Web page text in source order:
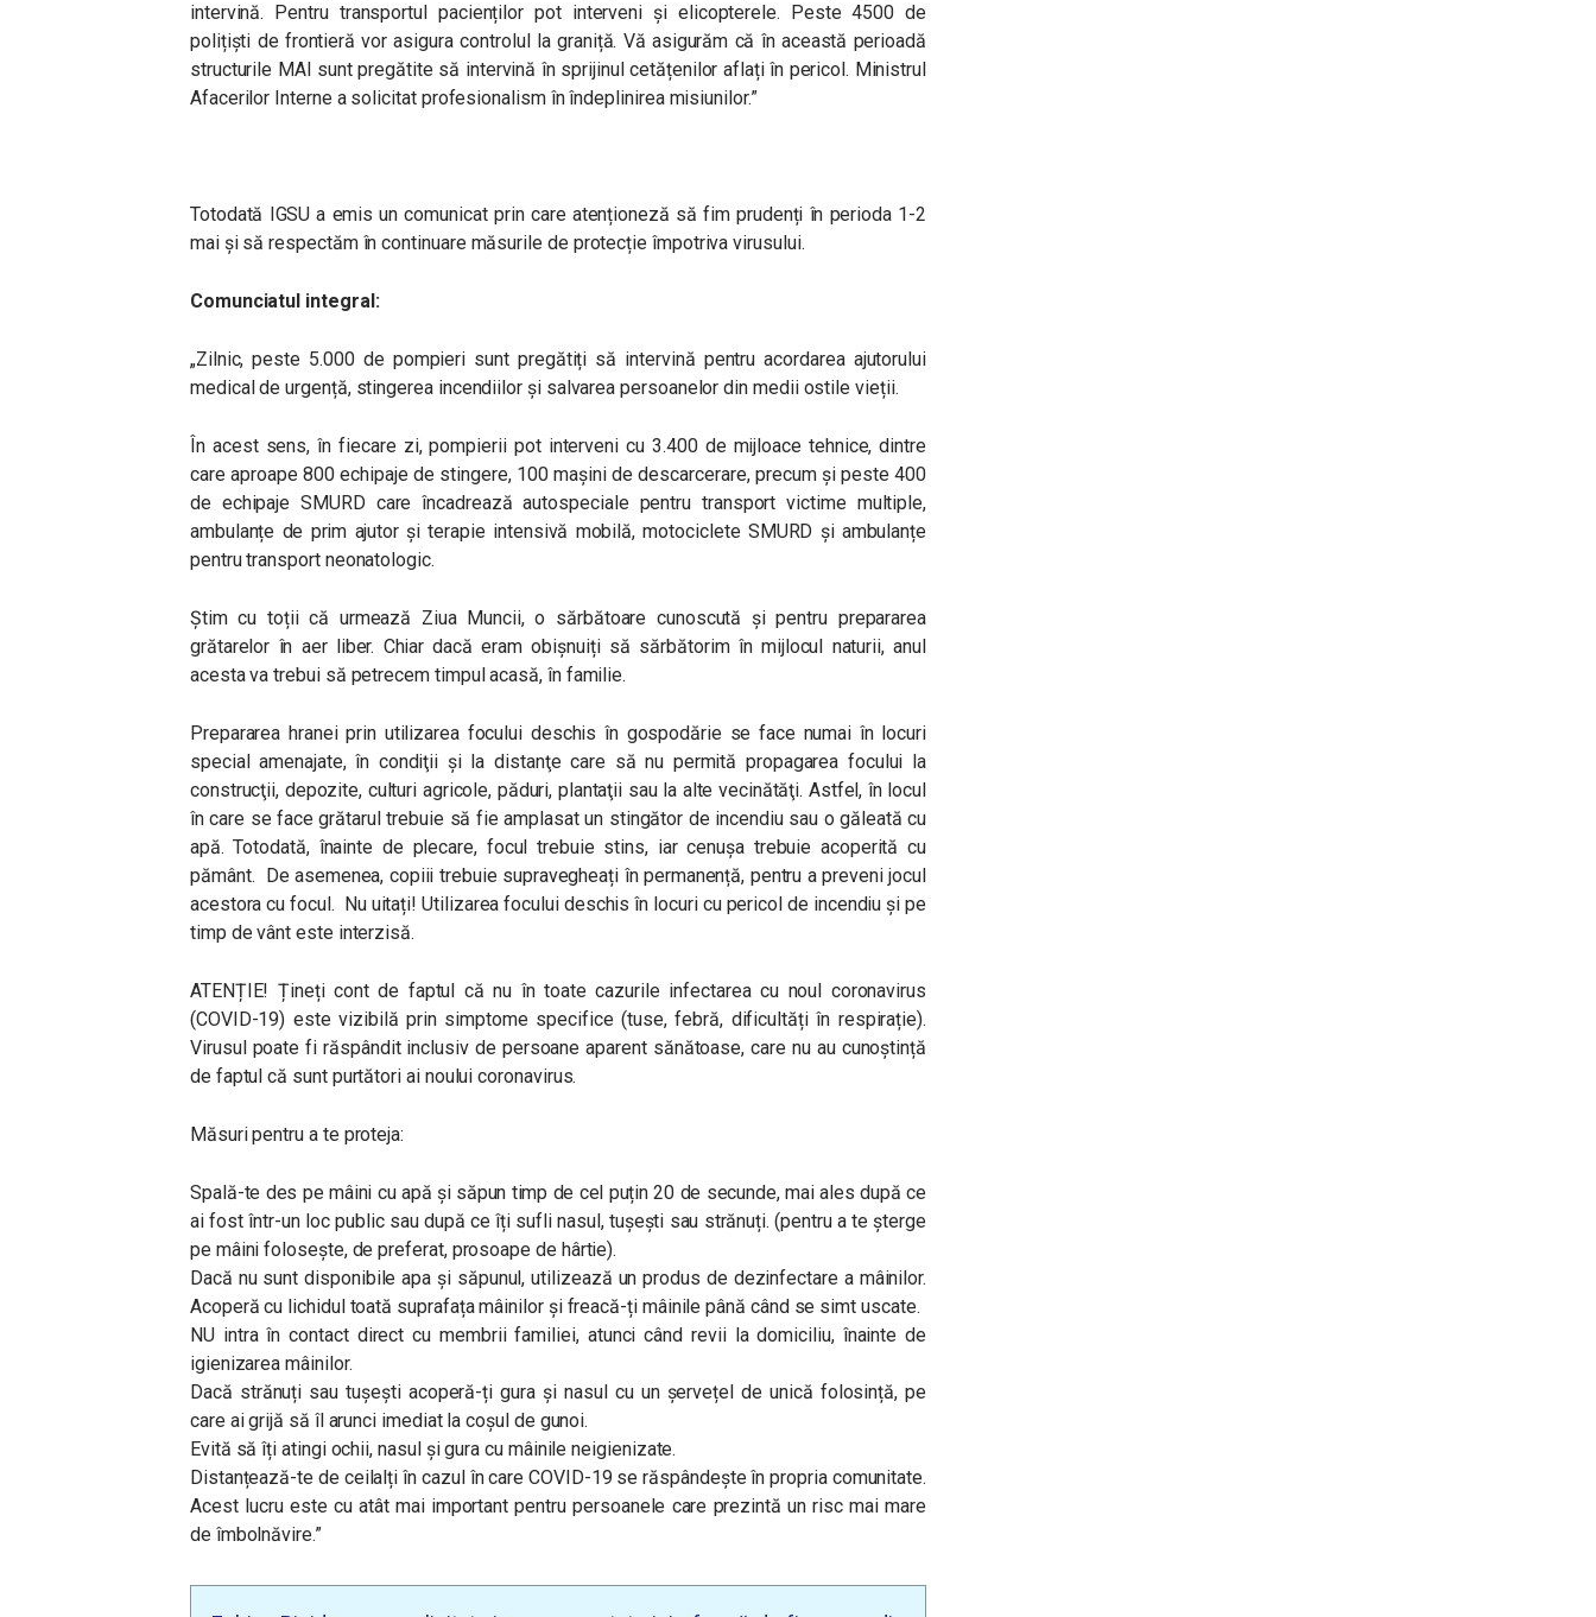
intervină. Pentru transportul pacienților pot interveni și elicopterele. Peste 4500 de
polițiști de frontieră vor asigura controlul la graniță. Vă asigurăm că în această perioadă
structurile MAI sunt pregătite să intervină în sprijinul cetățenilor aflați în pericol. Ministrul
Afacerilor Interne a solicitat profesionalism în îndeplinirea misiunilor.”
Totodată IGSU a emis un comunicat prin care atenționeză să fim prudenți în perioda 1-2
mai și să respectăm în continuare măsurile de protecție împotriva virusului.
Comunciatul integral:
„Zilnic, peste 5.000 de pompieri sunt pregătiți să intervină pentru acordarea ajutorului
medical de urgență, stingerea incendiilor și salvarea persoanelor din medii ostile vieții.
În acest sens, în fiecare zi, pompierii pot interveni cu 3.400 de mijloace tehnice, dintre
care aproape 800 echipaje de stingere, 100 mașini de descarcerare, precum și peste 400
de echipaje SMURD care încadrează autospeciale pentru transport victime multiple,
ambulanțe de prim ajutor și terapie intensivă mobilă, motociclete SMURD și ambulanțe
pentru transport neonatologic.
Știm cu toții că urmează Ziua Muncii, o sărbătoare cunoscută și pentru prepararea
grătarelor în aer liber. Chiar dacă eram obișnuiți să sărbătorim în mijlocul naturii, anul
acesta va trebui să petrecem timpul acasă, în familie.
Prepararea hranei prin utilizarea focului deschis în gospodărie se face numai în locuri
special amenajate, în condiţii şi la distanţe care să nu permită propagarea focului la
construcţii, depozite, culturi agricole, păduri, plantaţii sau la alte vecinătăţi. Astfel, în locul
în care se face grătarul trebuie să fie amplasat un stingător de incendiu sau o găleată cu
apă. Totodată, înainte de plecare, focul trebuie stins, iar cenușa trebuie acoperită cu
pământ. De asemenea, copiii trebuie supravegheați în permanență, pentru a preveni jocul
acestora cu focul. Nu uitați! Utilizarea focului deschis în locuri cu pericol de incendiu și pe
timp de vânt este interzisă.
ATENȚIE! Țineți cont de faptul că nu în toate cazurile infectarea cu noul coronavirus
(COVID-19) este vizibilă prin simptome specifice (tuse, febră, dificultăți în respirație).
Virusul poate fi răspândit inclusiv de persoane aparent sănătoase, care nu au cunoștință
de faptul că sunt purtători ai noului coronavirus.
Măsuri pentru a te proteja:
Spală-te des pe mâini cu apă și săpun timp de cel puțin 20 de secunde, mai ales după ce
ai fost într-un loc public sau după ce îți sufli nasul, tușești sau strănuți. (pentru a te șterge
pe mâini folosește, de preferat, prosoape de hârtie).
Dacă nu sunt disponibile apa și săpunul, utilizează un produs de dezinfectare a mâinilor.
Acoperă cu lichidul toată suprafața mâinilor și freacă-ți mâinile până când se simt uscate.
NU intra în contact direct cu membrii familiei, atunci când revii la domiciliu, înainte de
igienizarea mâinilor.
Dacă strănuți sau tușești acoperă-ți gura și nasul cu un șervețel de unică folosință, pe
care ai grijă să îl arunci imediat la coșul de gunoi.
Evită să îți atingi ochii, nasul și gura cu mâinile neigienizate.
Distanțează-te de ceilalți în cazul în care COVID-19 se răspândește în propria comunitate.
Acest lucru este cu atât mai important pentru persoanele care prezintă un risc mai mare
de îmbolnăvire.”